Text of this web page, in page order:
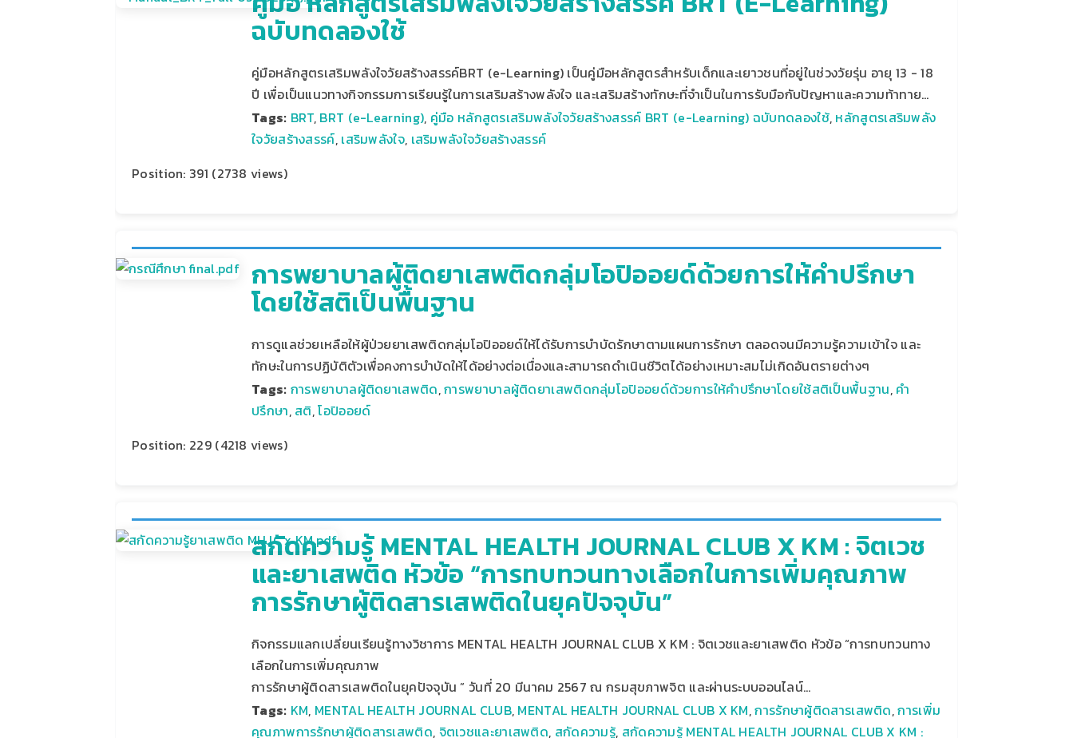
ฉบับทดลองใช้
คู่มือหลักสูตรเสริมพลังใจวัยสร้างสรรค์BRT (e-Learning) เป็นคู่มือหลักสูตรสำหรับเด็กและเยาวชนที่อยู่ในช่วงวัยรุ่น อายุ 13 - 18
ปี เพื่อเป็นแนวทางกิจกรรมการเรียนรู้ในการเสริมสร้างพลังใจ และเสริมสร้างทักษะที่จำเป็นในการรับมือกับปัญหาและความท้าทาย…
Tags: BRT, BRT (e-Learning), คู่มือ หลักสูตรเสริมพลังใจวัยสร้างสรรค์ BRT (e-Learning) ฉบับทดลองใช้, หลักสูตรเสริมพลัง
ใจวัยสร้างสรรค์, เสริมพลังใจ, เสริมพลังใจวัยสร้างสรรค์
Position: 391 (2738 views)
การพยาบาลผู้ติดยาเสพติดกลุ่มโอปิออยด์ด้วยการให้คำปรึกษา
โดยใช้สติเป็นพื้นฐาน
การดูแลช่วยเหลือให้ผู้ป่วยยาเสพติดกลุ่มโอปิออยด์ให้ได้รับการบำบัดรักษาตามแผนการรักษา ตลอดจนมีความรู้ความเข้าใจ และ
ทักษะในการปฏิบัติตัวเพื่อคงการบำบัดให้ได้อย่างต่อเนื่องและสามารถดำเนินชีวิตได้อย่างเหมาะสมไม่เกิดอันตรายต่างๆ
Tags: การพยาบาลผู้ติดยาเสพติด,การพยาบาลผู้ติดยาเสพติดกลุ่มโอปิออยด์ด้วยการให้คำปรึกษาโดยใช้สติเป็นพื้นฐาน, คำ
ปรึกษา, สติ,โอปิออยด์
Position: 229(4218 views)
สกัดความรู้ MENTAL HEALTH JOURNAL CLUB X KM : จิตเวช
และยาเสพติด หัวข้อ “การทบทวนทางเลือกในการเพิ่มคุณภาพ
การรักษาผู้ติดสารเสพติดในยุคปัจจุบัน”
กิจกรรมแลกเปลี่ยนเรียนรู้ทางวิชาการ MENTAL HEALTH JOURNAL CLUB X KM : จิตเวชและยาเสพติด หัวข้อ “การทบทวนทาง
เลือกในการเพิ่มคุณภาพ
การรักษาผู้ติดสารเสพติดในยุคปัจจุบัน ” วันที่ 20 มีนาคม 2567 ณ กรมสุขภาพจิต และผ่านระบบออนไลน์…
Tags: KM, MENTAL HEALTH JOURNAL CLUB, MENTAL HEALTH JOURNAL CLUB X KM,การรักษาผู้ติดสารเสพติด,การเพิ่ม
คุณภาพการรักษาผู้ติดสารเสพติด, จิตเวชและยาเสพติด, สกัดความรู้, สกัดความรู้ MENTAL HEALTH JOURNAL CLUB X KM :